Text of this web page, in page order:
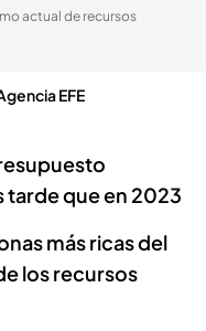
actual de recursos
EFE
tarde que en 2023
más ricas del
los recursos